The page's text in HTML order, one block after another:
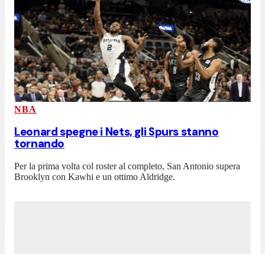
NBA
Leonard spegne i Nets, gli Spurs stanno
tornando
Per la prima volta col roster al completo, San Antonio supera
Brooklyn con Kawhi e un ottimo Aldridge.